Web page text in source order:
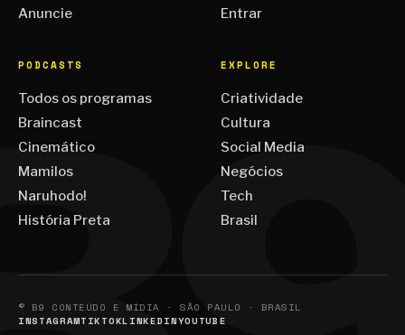
Anuncie
Entrar
PODCASTS
Todos os programas
Braincast
Cinemático
Mamilos
Naruhodo!
História Preta
EXPLORE
Criatividade
Cultura
Social Media
Negócios
Tech
Brasil
© B9 CONTEÚDO E MÍDIA · SÃO PAULO · BRASIL
INSTAGRAMTIKTOKLINKEDINYOUTUBE